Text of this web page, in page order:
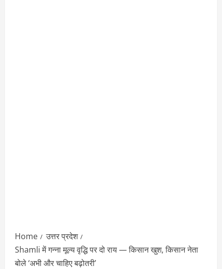
Home
उत्तर प्रदेश
Shamli में गन्ना मूल्य वृद्धि पर दो राय — किसान खुश, किसान नेता
बोले ‘अभी और चाहिए बढ़ोतरी’